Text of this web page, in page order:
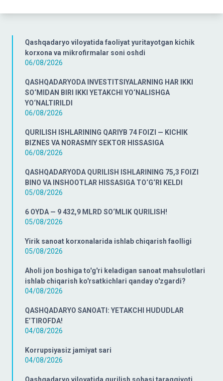
Qashqadaryo viloyatida faoliyat yuritayotgan kichik
korxona va mikrofirmalar soni oshdi
06/08/2026
QASHQADARYODA INVESTITSIYALARNING HAR IKKI
SO‘MIDAN BIRI IKKI YETAKCHI YO‘NALISHGA
YO‘NALTIRILDI
06/08/2026
QURILISH ISHLARINING QARIYB 74 FOIZI — KICHIK
BIZNES VA NORASMIY SEKTOR HISSASIGA
06/08/2026
QASHQADARYODA QURILISH ISHLARINING 75,3 FOIZI
BINO VA INSHOOTLAR HISSASIGA TO‘G‘RI KELDI
05/08/2026
6 OYDA — 9 432,9 MLRD SO‘MLIK QURILISH!
05/08/2026
Yirik sanoat korxonalarida ishlab chiqarish faolligi
05/08/2026
Aholi jon boshiga to'g'ri keladigan sanoat mahsulotlari
ishlab chiqarish ko'rsatkichlari qanday o'zgardi?
04/08/2026
QASHQADARYO SANOATI: YETAKCHI HUDUDLAR
E’TIROFDA!
04/08/2026
Korrupsiyasiz jamiyat sari
04/08/2026